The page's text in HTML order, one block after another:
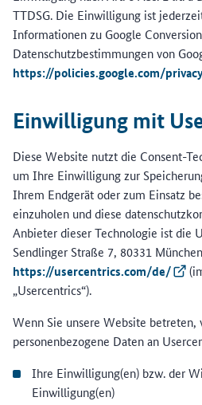
TTDSG. Die Einwilligung ist
Informationen zu Google
Datenschutzbestimmungen von
https://policies.google.com/
Einwilligung mit
Diese Website nutzt die Consent-
um Ihre Einwilligung zur
Ihrem Endgerät oder zum Einsatz
einzuholen und diese
Anbieter dieser Technologie ist die
Sendlinger Straße 7, 80331
https://usercentrics.com/de/
„Usercentrics“).
Wenn Sie unsere Website betreten,
personenbezogene Daten an
Ihre Einwilligung(en) bzw. der
Einwilligung(en)